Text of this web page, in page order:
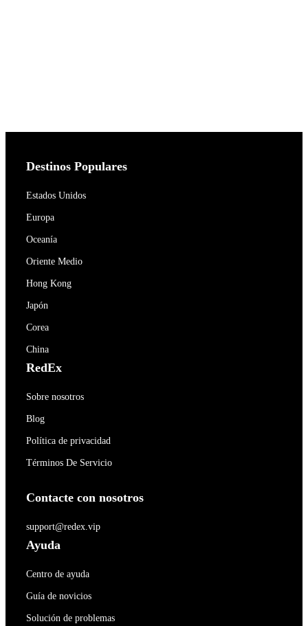
Destinos Populares
Estados Unidos
Europa
Oceanía
Oriente Medio
Hong Kong
Japón
Corea
China
RedEx
Sobre nosotros
Blog
Política de privacidad
Términos De Servicio
Contacte con nosotros
support@redex.vip
Ayuda
Centro de ayuda
Guía de novicios
Solución de problemas